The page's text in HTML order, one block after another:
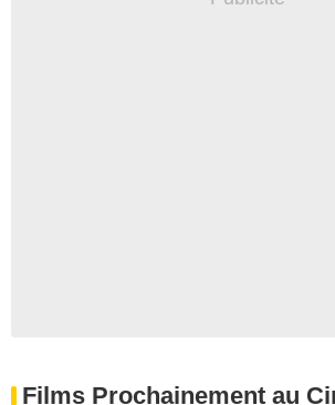
Films Prochainement au